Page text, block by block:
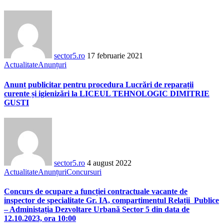
sector5.ro 17 februarie 2021
ActualitateAnunțuri
Anunț publicitar pentru procedura Lucrări de reparații
curente și igienizări la LICEUL TEHNOLOGIC DIMITRIE
GUSTI
sector5.ro 4 august 2022
ActualitateAnunțuriConcursuri
Concurs de ocupare a funcției contractuale vacante de
inspector de specialitate Gr. IA, compartimentul Relații Publice
– Administația Dezvoltare Urbană Sector 5 din data de
12.10.2023, ora 10:00